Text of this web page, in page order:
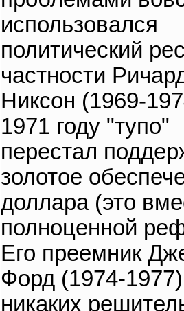
использовался
политический
частности
Никсон (1969-
1971 году "тупо"
перестал
золотое
доллара (это
полноценной
Его преемник
Форд (1974-
никаких